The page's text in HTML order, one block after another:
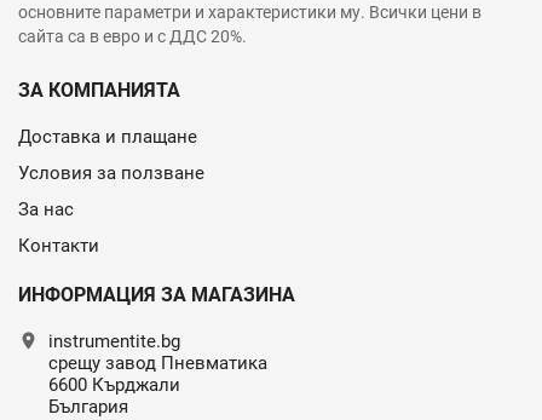
основните параметри и характеристики му. Всички цени в
сайта са в евро и с ДДС 20%.
ЗА КОМПАНИЯТА
Доставка и плащане
Условия за ползване
За нас
Контакти
ИНФОРМАЦИЯ ЗА МАГАЗИНА
location_on
instrumentite.bg
срещу завод Пневматика
6600 Кърджали
България